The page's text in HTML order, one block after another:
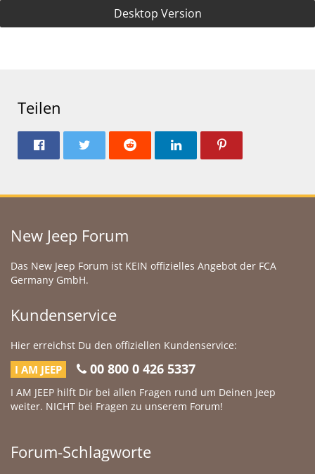
Desktop Version
Teilen
New Jeep Forum
Das New Jeep Forum ist KEIN offizielles Angebot der FCA
Germany GmbH.
Kundenservice
Hier erreichst Du den offiziellen Kundenservice:
I AM JEEP 00 800 0 426 5337
I AM JEEP hilft Dir bei allen Fragen rund um Deinen Jeep
weiter. NICHT bei Fragen zu unserem Forum!
Forum-Schlagworte